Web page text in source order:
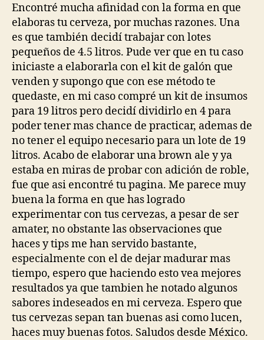
Encontré mucha afinidad con la forma en que
elaboras tu cerveza, por muchas razones. Una
es que también decidí trabajar con lotes
pequeños de 4.5 litros. Pude ver que en tu caso
iniciaste a elaborarla con el kit de galón que
venden y supongo que con ese método te
quedaste, en mi caso compré un kit de insumos
para 19 litros pero decidí dividirlo en 4 para
poder tener mas chance de practicar, ademas de
no tener el equipo necesario para un lote de 19
litros. Acabo de elaborar una brown ale y ya
estaba en miras de probar con adición de roble,
fue que asi encontré tu pagina. Me parece muy
buena la forma en que has logrado
experimentar con tus cervezas, a pesar de ser
amater, no obstante las observaciones que
haces y tips me han servido bastante,
especialmente con el de dejar madurar mas
tiempo, espero que haciendo esto vea mejores
resultados ya que tambien he notado algunos
sabores indeseados en mi cerveza. Espero que
tus cervezas sepan tan buenas asi como lucen,
haces muy buenas fotos. Saludos desde México.